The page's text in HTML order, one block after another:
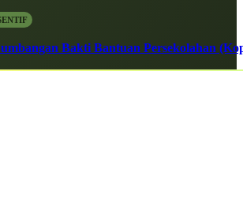
Bakti Bantuan Persekolahan